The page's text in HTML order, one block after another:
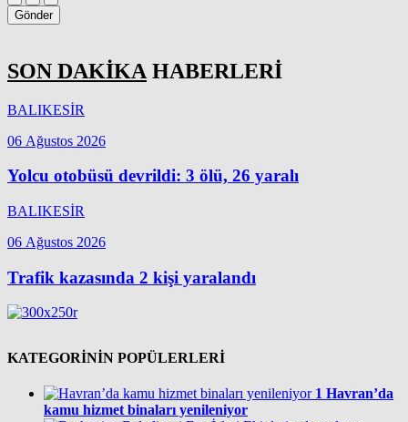
Gönder
SON DAKİKA HABERLERİ
BALIKESİR
06 Ağustos 2026
Yolcu otobüsü devrildi: 3 ölü, 26 yaralı
BALIKESİR
06 Ağustos 2026
Trafik kazasında 2 kişi yaralandı
KATEGORİNİN POPÜLERLERİ
1 Havran’da
kamu hizmet binaları yenileniyor